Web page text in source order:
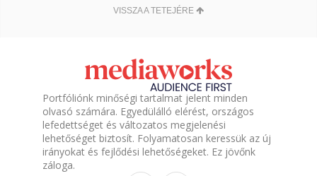
VISSZA A TETEJÉRE
Portfóliónk minőségi tartalmat jelent minden
olvasó számára. Egyedülálló elérést, országos
lefedettséget és változatos megjelenési
lehetőséget biztosít. Folyamatosan keressük az új
irányokat és fejlődési lehetőségeket. Ez jövőnk
záloga.